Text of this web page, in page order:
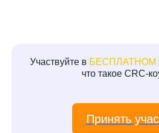
Участвуйте в БЕСПЛАТНОМ
что такое CRC-
Принять